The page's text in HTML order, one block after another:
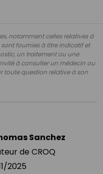
notamment celles relatives à
fournies à titre indicatif et
un traitement ou une
à consulter un médecin ou
toute question relative à son
Sanchez
de CROQ
2025